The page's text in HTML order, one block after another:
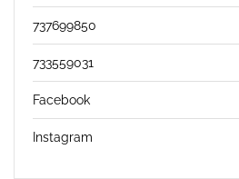
737699850
733559031
Facebook
Instagram